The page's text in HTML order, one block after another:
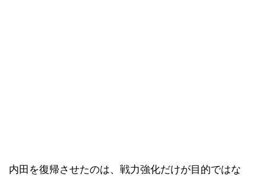
内田を復帰させたのは、戦力強化だけが目的ではな